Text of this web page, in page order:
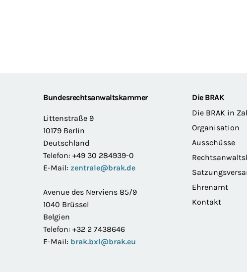
FooterBundesrechtsanwaltskammer
Littenstraße 9
10179 Berlin
Deutschland
Telefon: +49 30 284939-0
E-Mail: zentrale@brak.de
Avenue des Nerviens 85/9
1040 Brüssel
Belgien
Telefon: +32 2 7438646
E-Mail: brak.bxl@brak.eu
Die BRAK
Die BRAK in
Organisation
Ausschüsse
Ehrenamt
Kontakt